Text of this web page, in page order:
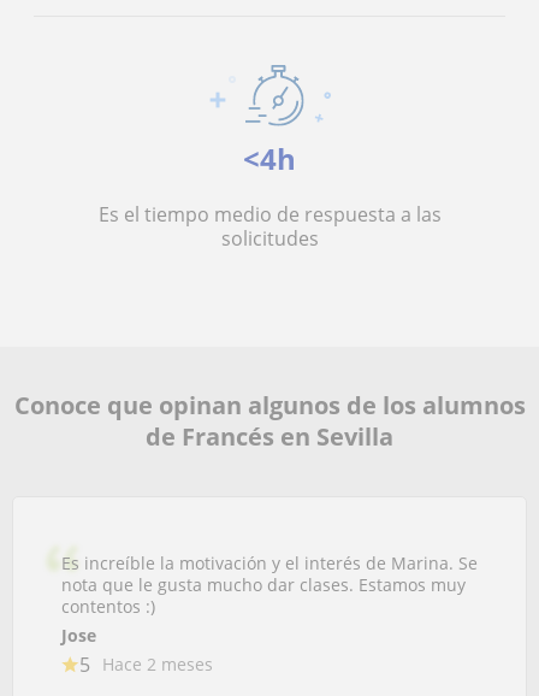
<4h
Es el tiempo medio de respuesta a las
solicitudes
Conoce que opinan algunos de los alumnos
de Francés en Sevilla
Es increíble la motivación y el interés de Marina. Se
nota que le gusta mucho dar clases. Estamos muy
contentos :)
Jose
5 Hace 2 meses